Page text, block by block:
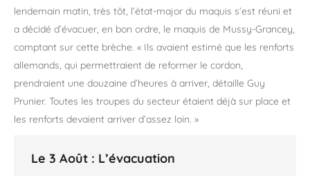
lendemain matin, très tôt, l’état-major du maquis s’est réuni et
a décidé d’évacuer, en bon ordre, le maquis de Mussy-Grancey,
comptant sur cette brèche. « Ils avaient estimé que les renforts
allemands, qui permettraient de reformer le cordon,
prendraient une douzaine d’heures à arriver, détaille Guy
Prunier. Toutes les troupes du secteur étaient déjà sur place et
les renforts devaient arriver d’assez loin. »
Le 3 Août : L’évacuation